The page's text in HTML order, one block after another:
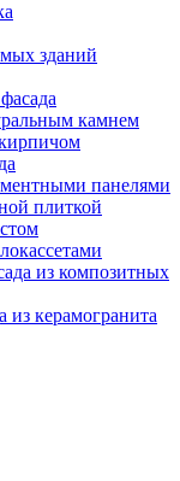
зданий
камнем
панелями
плиткой
из композитных
из керамогранита